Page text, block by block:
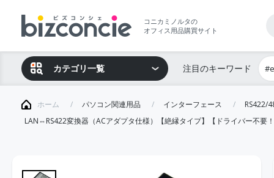
コニカミノルタの
オフィス用品購買サイト
カテゴリ一覧 注目のキーワード
ホーム パソコン関連用品 インターフェース
RS422/
LAN⇔RS422変換器（ACアダプタ仕様）【絶縁タイプ】【ドライバー不要